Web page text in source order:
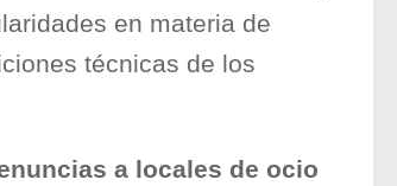
en materia de
técnicas de los
a locales de ocio